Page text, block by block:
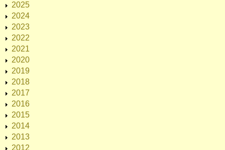
2025
2024
2023
2022
2021
2020
2019
2018
2017
2016
2015
2014
2013
2012